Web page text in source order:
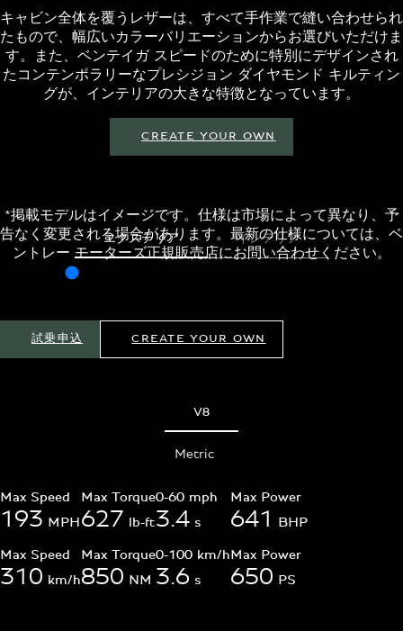
キャビン全体を覆うレザーは、すべて手作業で縫い合わせられ
たもので、幅広いカラーバリエーションからお選びいただけま
す。また、ベンテイガ スピードのために特別にデザインされ
たコンテンポラリーなプレシジョン ダイヤモンド キルティン
グが、インテリアの大きな特徴となっています。
CREATE YOUR OWN
エクステリア インテリア
*掲載モデルはイメージです。仕様は市場によって異なり、予
告なく変更される場合があります。最新の仕様については、ベ
ントレー モーターズ正規販売店にお問い合わせください。
試乗申込 CREATE YOUR OWN
V8
Metric
Max Speed
193 MPH
Max Speed
310 km/h
Max Torque
627 lb-ft
Max Torque
850 NM
0-60 mph
3.4 s
0-100 km/h
3.6 s
Max Power
641 BHP
Max Power
650 PS